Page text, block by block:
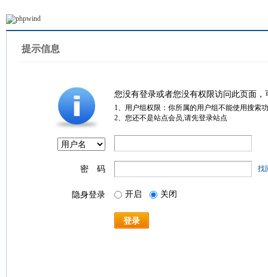
提示信息
您没有登录或者您没有权限访问此页面
1、用户组权限：你所属的用户组不能使用搜索
2、您还不是站点会员,请先登录站点
密 码 找
隐身登录 开启 关闭
登录